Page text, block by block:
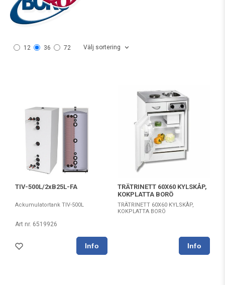
12 36 72 Välj sortering
TIV-500L/2xB25L-FA
Ackumulatortank TIV-500L
Art nr. 6519926
TRÄTRINETT 60X60 KYLSKÅP,
KOKPLATTA BORÖ
TRÄTRINETT 60X60 KYLSKÅP,
KOKPLATTA BORÖ